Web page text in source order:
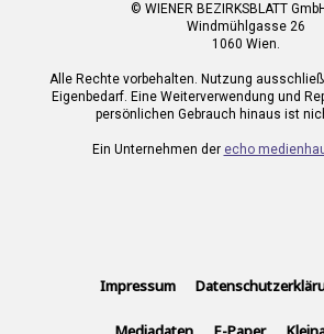
© WIENER BEZIRKSBLATT
Windmühlgasse 26
1060 Wien.
Alle Rechte vorbehalten. Nutzung
Eigenbedarf. Eine Weiterverwendung und
persönlichen Gebrauch hinaus ist
Ein Unternehmen der echo
Impressum